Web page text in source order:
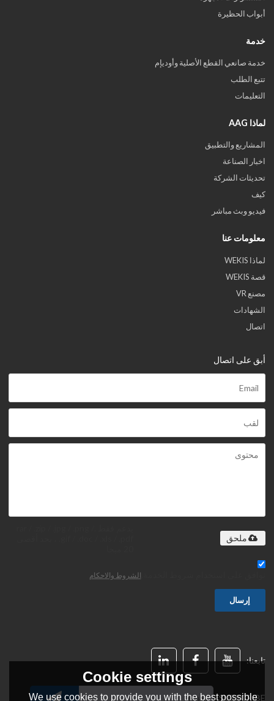
أبواب الحظيرة
خدمة
خدمة صانعي القطع الأصلية وأوديإم
تتبع الطلب
التعليمات
لماذا AAG
المشاريع والتطبيق
اخبار الصناعة
تحديثات الشركة
كيف
فيديو وبث مباشر
معلومات عنا
لماذا WEKIS
قصة WEKIS
مصنع VR
الشهادات
اتصال
أبق على اتصال
ملحق
الشروط والاحكام
إرسال
تابعنا:
SUBSCRIBE:
Cookie settings
We use cookies to provide you with the best possible